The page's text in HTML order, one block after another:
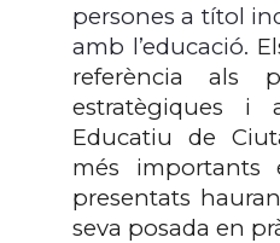
persones a títol
amb l’educació.
referència als
estratègiques i
Educatiu de
més importants
presentats
seva posada en